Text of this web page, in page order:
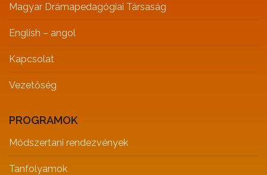
Magyar Drámapedagógiai Társaság
English – angol
Kapcsolat
Vezetőség
PROGRAMOK
Módszertani rendezvények
Tanfolyamok